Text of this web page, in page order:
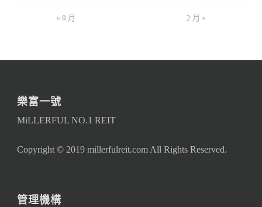
« 9 月 2 月 »
樂富一號
MiLLERFUL NO.1 REIT
Copyright © 2019 millerfulreit.com All Rights Reserved.
管理機構